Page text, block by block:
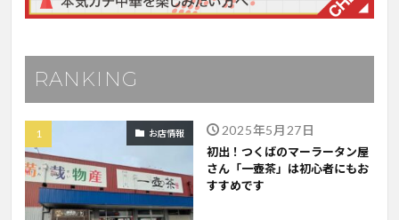
RANKING
お店情報 2025年5月27日
初出！つくばのマーラータン屋
さん「一壺茶」は初心者にもお
すすめです